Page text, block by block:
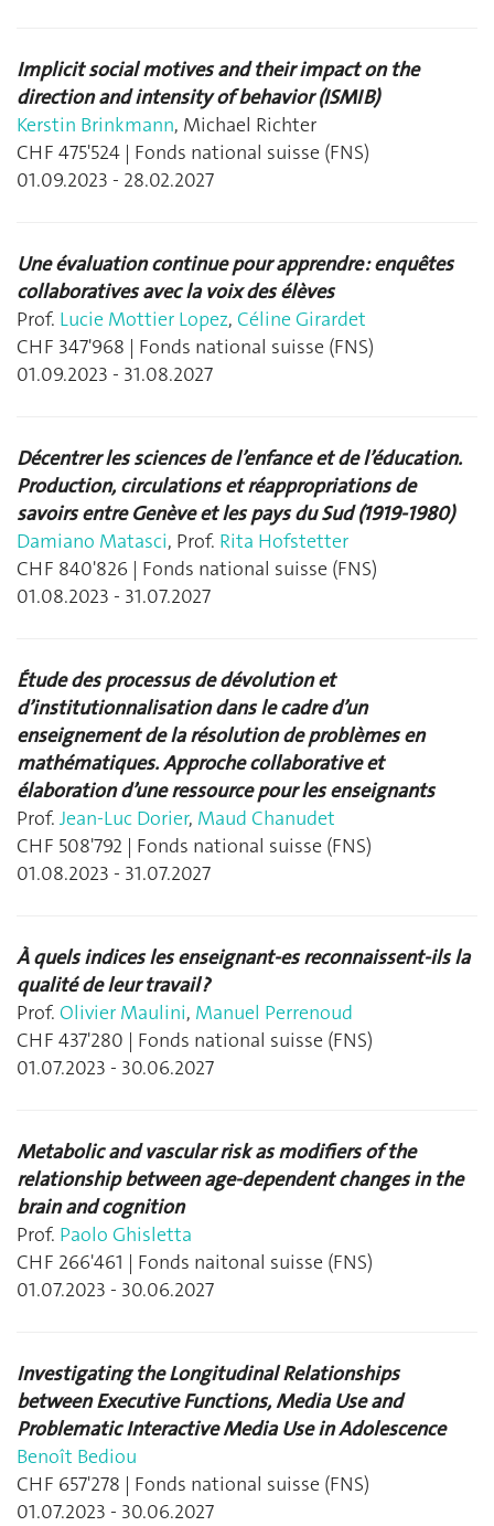
Implicit social motives and their impact on the
direction and intensity of behavior (ISMIB)
Kerstin Brinkmann, Michael Richter
CHF 475'524 | Fonds national suisse (FNS)
01.09.2023 - 28.02.2027
Une évaluation continue pour apprendre : enquêtes
collaboratives avec la voix des élèves
Prof. Lucie Mottier Lopez, Céline Girardet
CHF 347'968 | Fonds national suisse (FNS)
01.09.2023 - 31.08.2027
Décentrer les sciences de l’enfance et de l’éducation.
Production, circulations et réappropriations de
savoirs entre Genève et les pays du Sud (1919-1980)
Damiano Matasci, Prof. Rita Hofstetter
CHF 840'826 | Fonds national suisse (FNS)
01.08.2023 - 31.07.2027
Étude des processus de dévolution et
d’institutionnalisation dans le cadre d’un
enseignement de la résolution de problèmes en
mathématiques. Approche collaborative et
élaboration d’une ressource pour les enseignants
Prof. Jean-Luc Dorier, Maud Chanudet
CHF 508'792 | Fonds national suisse (FNS)
01.08.2023 - 31.07.2027
À quels indices les enseignant-es reconnaissent-ils la
qualité de leur travail ?
Prof. Olivier Maulini, Manuel Perrenoud
CHF 437'280 | Fonds national suisse (FNS)
01.07.2023 - 30.06.2027
Metabolic and vascular risk as modifiers of the
relationship between age-dependent changes in the
brain and cognition
Prof. Paolo Ghisletta
CHF 266'461 | Fonds naitonal suisse (FNS)
01.07.2023 - 30.06.2027
Investigating the Longitudinal Relationships
between Executive Functions, Media Use and
Problematic Interactive Media Use in Adolescence
Benoît Bediou
CHF 657'278 | Fonds national suisse (FNS)
01.07.2023 - 30.06.2027